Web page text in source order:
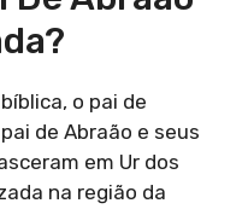
o pai de
de Abraão e seus
em Ur dos
na região da